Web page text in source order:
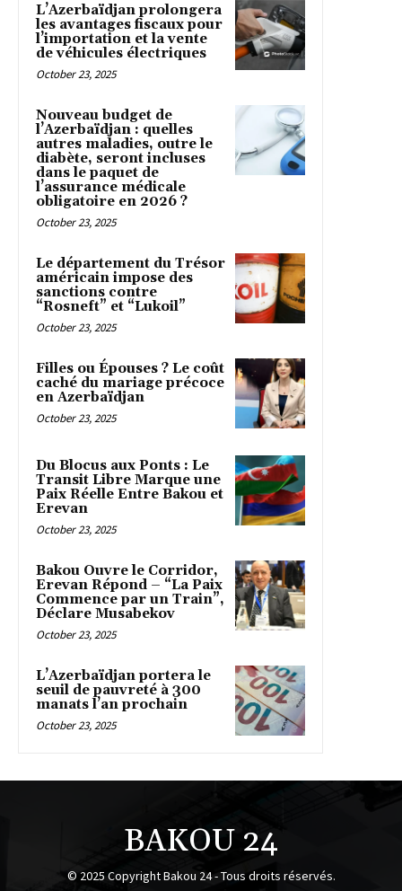
L’Azerbaïdjan prolongera
les avantages fiscaux pour
l’importation et la vente
de véhicules électriques
October 23, 2025
Nouveau budget de
l’Azerbaïdjan : quelles
autres maladies, outre le
diabète, seront incluses
dans le paquet de
l’assurance médicale
obligatoire en 2026 ?
October 23, 2025
Le département du Trésor
américain impose des
sanctions contre
“Rosneft” et “Lukoil”
October 23, 2025
Filles ou Épouses ? Le coût
caché du mariage précoce
en Azerbaïdjan
October 23, 2025
Du Blocus aux Ponts : Le
Transit Libre Marque une
Paix Réelle Entre Bakou et
Erevan
October 23, 2025
Bakou Ouvre le Corridor,
Erevan Répond – “La Paix
Commence par un Train”,
Déclare Musabekov
October 23, 2025
L’Azerbaïdjan portera le
seuil de pauvreté à 300
manats l’an prochain
October 23, 2025
BAKOU 24
© 2025 Copyright Bakou 24 - Tous droits réservés.